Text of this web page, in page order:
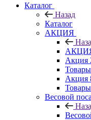
Каталог
Назад
Каталог
АКЦИЯ
Акция
Весовой